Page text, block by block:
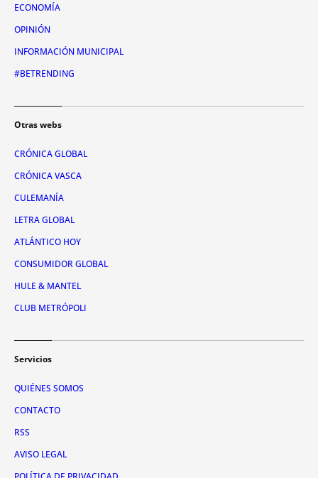
ECONOMÍA
OPINIÓN
INFORMACIÓN MUNICIPAL
#BETRENDING
Otras webs
CRÓNICA GLOBAL
CRÓNICA VASCA
CULEMANÍA
LETRA GLOBAL
ATLÁNTICO HOY
CONSUMIDOR GLOBAL
HULE & MANTEL
CLUB METRÓPOLI
Servicios
QUIÉNES SOMOS
CONTACTO
RSS
AVISO LEGAL